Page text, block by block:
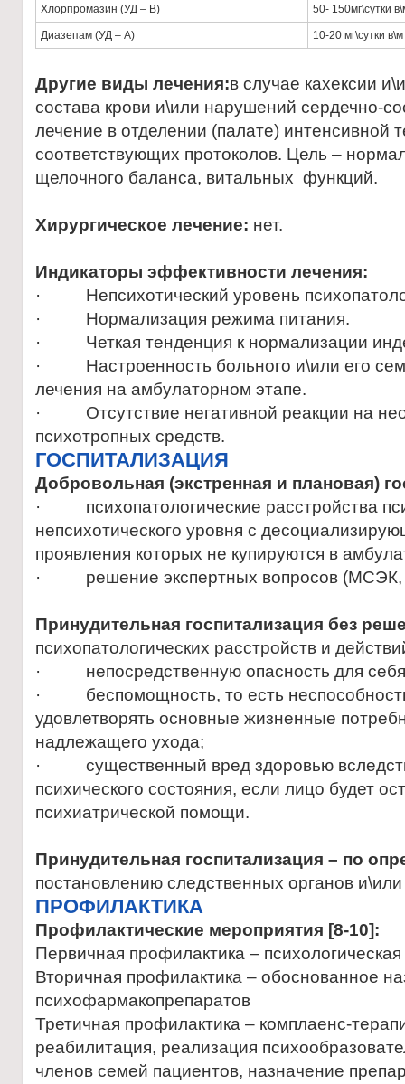
Хлорпромазин (УД – В) 50- 150мг\сутки
Диазепам (УД – А) 10-20 мг\сутки в\м
Другие виды лечения:в случае кахексии
состава крови и\или нарушений сердечно-
лечение в отделении (палате) интенсивной
соответствующих протоколов. Цель –
щелочного баланса, витальных функций.
Хирургическое лечение: нет.
Индикаторы эффективности лечения:
· Непсихотический уровень
· Нормализация режима питания.
· Четкая тенденция к нормализации
· Настроенность больного и\или его
лечения на амбулаторном этапе.
· Отсутствие негативной реакции на
психотропных средств.
ГОСПИТАЛИЗАЦИЯ
Добровольная (экстренная и плановая)
· психопатологические расстройства
непсихотического уровня с
проявления которых не купируются в
· решение экспертных вопросов
Принудительная госпитализация без
психопатологических расстройств и
· непосредственную опасность для
· беспомощность, то есть
удовлетворять основные жизненные
надлежащего ухода;
· существенный вред здоровью
психического состояния, если лицо будет
психиатрической помощи.
Принудительная госпитализация – по
постановлению следственных органов
ПРОФИЛАКТИКА
Профилактические мероприятия [8-10]:
Первичная профилактика – психологическая
Вторичная профилактика – обоснованное
психофармакопрепаратов
Третичная профилактика – комплаенс-
реабилитация, реализация
членов семей пациентов, назначение